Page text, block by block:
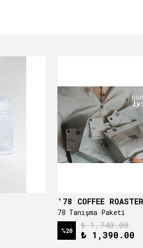
'78 COFFEE
78 Tanışma Paketi
%20
₺ 1,740.00
₺ 1,390.00